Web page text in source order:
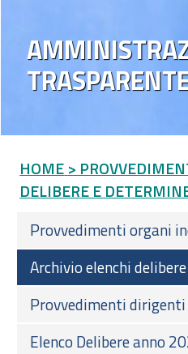
HOME >
DELIBERE E
Provvedimenti organi
Archivio elenchi
Provvedimenti
Elenco Delibere anno